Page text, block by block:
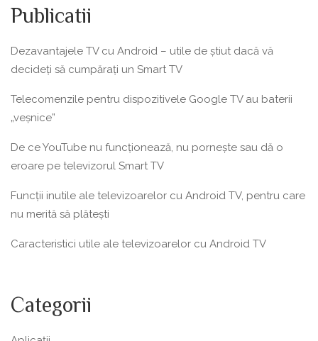
Publicatii
Dezavantajele TV cu Android – utile de știut dacă vă
decideți să cumpărați un Smart TV
Telecomenzile pentru dispozitivele Google TV au baterii
„veșnice”
De ce YouTube nu funcționează, nu pornește sau dă o
eroare pe televizorul Smart TV
Funcții inutile ale televizoarelor cu Android TV, pentru care
nu merită să plătești
Caracteristici utile ale televizoarelor cu Android TV
Categorii